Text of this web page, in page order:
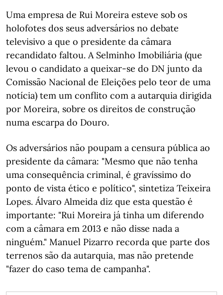
Uma empresa de Rui Moreira esteve sob os
holofotes dos seus adversários no debate
televisivo a que o presidente da câmara
recandidato faltou. A Selminho Imobiliária (que
levou o candidato a queixar-se do DN junto da
Comissão Nacional de Eleições pelo teor de uma
notícia) tem um conflito com a autarquia dirigida
por Moreira, sobre os direitos de construção
numa escarpa do Douro.
Os adversários não poupam a censura pública ao
presidente da câmara: "Mesmo que não tenha
uma consequência criminal, é gravíssimo do
ponto de vista ético e político", sintetiza Teixeira
Lopes. Álvaro Almeida diz que esta questão é
importante: "Rui Moreira já tinha um diferendo
com a câmara em 2013 e não disse nada a
ninguém." Manuel Pizarro recorda que parte dos
terrenos são da autarquia, mas não pretende
"fazer do caso tema de campanha".